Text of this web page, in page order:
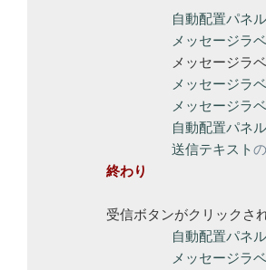
自動配置パネ
メッセージラ
メッセージラ
メッセージラ
自動配置パネ
送信テキストの
終わり
受信ボタンがクリックさ
自動配置パネ
メッセージラ